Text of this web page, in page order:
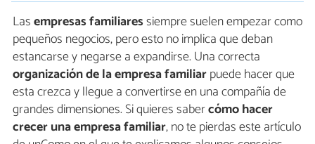
Lasempresas familiaressiempre suelen empezar como
pequeños negocios, pero esto no implica que deban
estancarse y negarse a expandirse. Una correcta
organización de la empresa familiarpuede hacer que
esta crezca y llegue a convertirse en una compañía de
grandes dimensiones. Si quieres sabercómo hacer
crecer una empresa familiar, no te pierdas este artículo